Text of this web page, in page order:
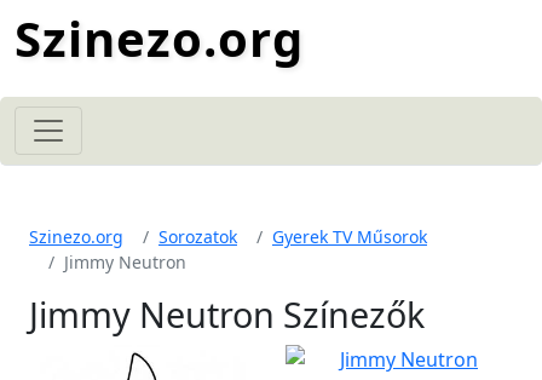
Szinezo.org
Szinezo.org Sorozatok
Gyerek TV Műsorok
Jimmy Neutron
Jimmy Neutron Színezők